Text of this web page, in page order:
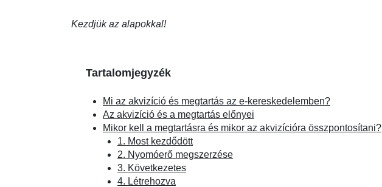
Kezdjük az alapokkal!
Tartalomjegyzék
Mi az akvizíció és megtartás az e-kereskedelemben?
Az akvizíció és a megtartás előnyei
Mikor kell a megtartásra és mikor az akvizícióra összpontosítani?
1. Most kezdődött
2. Nyomóerő megszerzése
3. Következetes
4. Létrehozva